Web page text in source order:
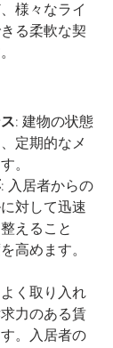
様々なライ
る柔軟な契
: 建物の状態
定期的なメ
。
: 入居者からの
対して迅速
えること
高めます。
く取り入れ
力のある賃
。入居者の